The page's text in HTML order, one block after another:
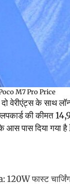
M7 Pro Price
वेरीएंट्स के साथ
की कीमत
आस पास दिया गया है
फास्ट